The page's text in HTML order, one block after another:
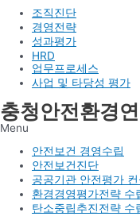
조직진단
경영전략
성과평가
HRD
업무프로세스
사업 및 타당성 평가
충청안전환경
Menu
안전보건 경영수립
안전보건진단
공공기관 안전평가 컨
환경경영평가전략 수
탄소중립추진전략 수